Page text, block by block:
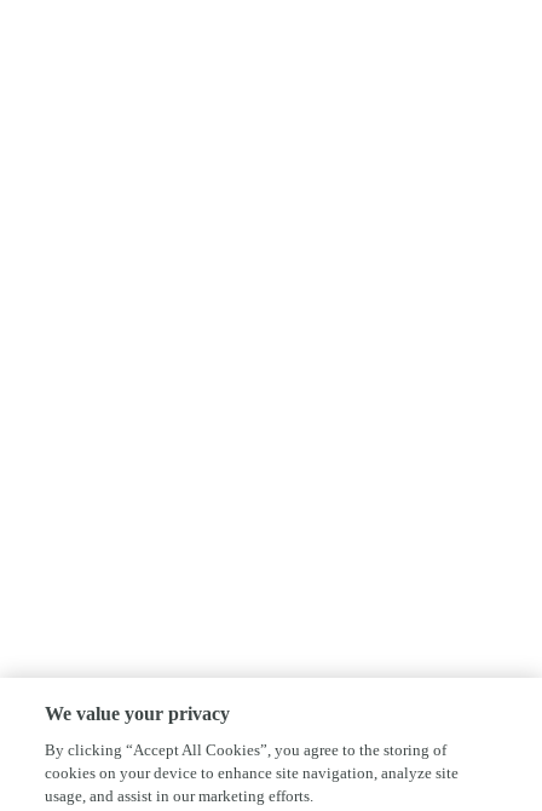
We value your privacy
By clicking “Accept All Cookies”, you agree to the storing of
cookies on your device to enhance site navigation, analyze site
usage, and assist in our marketing efforts.